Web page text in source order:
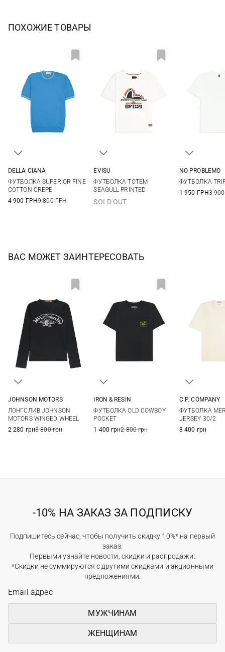
ПОХОЖИЕ ТОВАРЫ
58
60
DELLA CIANA
ФУТБОЛКА SUPERIOR FINE
COTTON CREPE
4 900 ГРН9 800 ГРН
EVISU
ФУТБОЛКА TOTEM
SEAGULL PRINTED
SOLD OUT
NO PROBLEMO
ФУТБОЛКА TRIP
1 950 ГРН3
ВАС МОЖЕТ ЗАИНТЕРЕСОВАТЬ
JOHNSON MOTORS
ЛОНГСЛИВ JOHNSON
MOTORS WINGED WHEEL
2 280 грн3 800 грн
IRON & RESIN
ФУТБОЛКА OLD COWBOY
POCKET
1 400 грн2 800 грн
C.P. COMPANY
ФУТБОЛКА
JERSEY 30/2
8 400 грн
-10% НА ЗАКАЗ ЗА ПОДПИСКУ
Подпишитесь сейчас, чтобы получить скидку 10%* на первый
заказ.
Первыми узнайте новости, скидки и распродажи.
*Скидки не суммируются с другими скидками и акционными
предложениями.
МУЖЧИНАМ
ЖЕНЩИНАМ